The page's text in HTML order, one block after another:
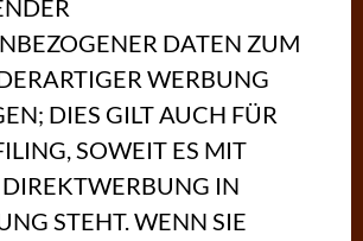
DATEN ZUM
WERBUNG
DIES GILT AUCH FÜR
SOWEIT ES MIT
IN
STEHT. WENN SIE